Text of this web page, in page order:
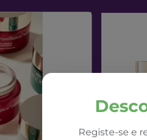
Registe-se e